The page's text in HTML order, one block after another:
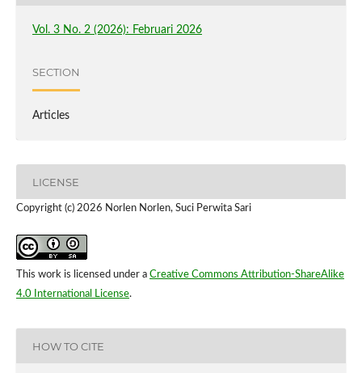
Vol. 3 No. 2 (2026): Februari 2026
SECTION
Articles
LICENSE
Copyright (c) 2026 Norlen Norlen, Suci Perwita Sari
This work is licensed under a Creative Commons Attribution-ShareAlike
4.0 International License.
HOW TO CITE